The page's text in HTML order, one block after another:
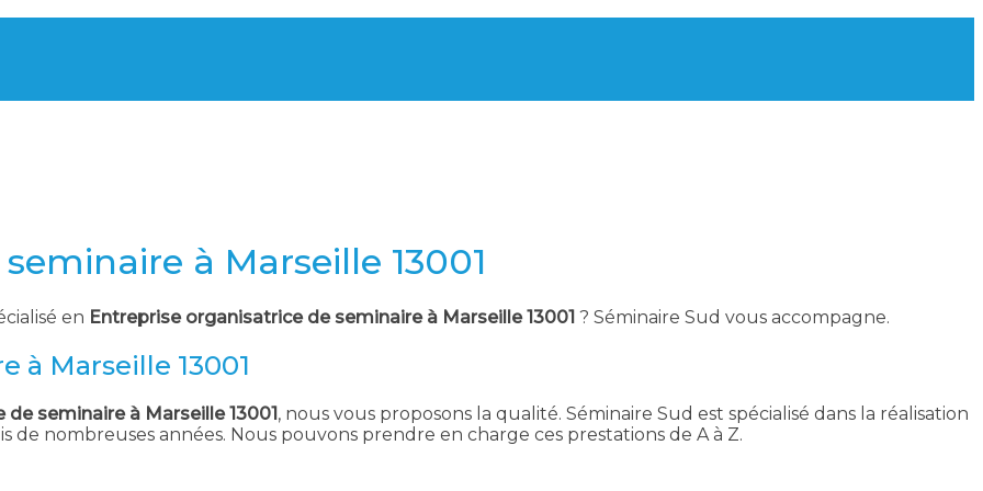
à Marseille 13001
en Entreprise organisatrice de seminaire à Marseille 13001 ? Séminaire Sud vous accompagne.
à Marseille 13001
seminaire à Marseille 13001, nous vous proposons la qualité. Séminaire Sud est spécialisé dans la réalisation
nombreuses années. Nous pouvons prendre en charge ces prestations de A à Z.